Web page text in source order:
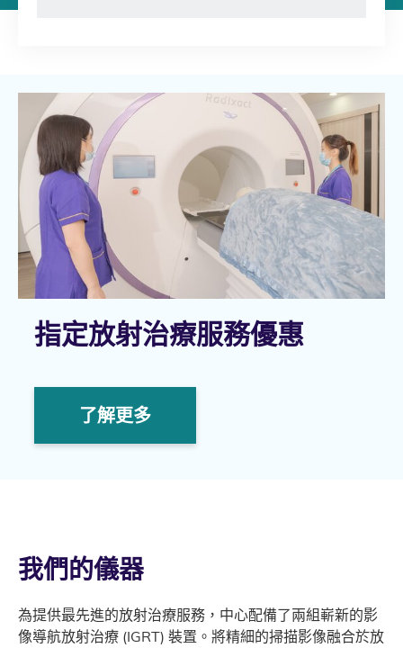
指定放射治療服務優惠
了解更多
我們的儀器
為提供最先進的放射治療服務，中心配備了兩組嶄新的影
像導航放射治療 (IGRT) 裝置。將精細的掃描影像融合於放